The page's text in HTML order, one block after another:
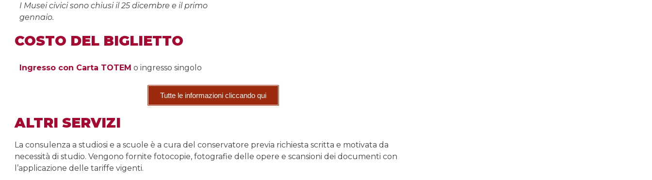
I Musei civici sono chiusi il 25 dicembre e il primo
gennaio.
COSTO DEL BIGLIETTO
Ingresso con Carta TOTEM o ingresso singolo
Tutte le informazioni cliccando qui
ALTRI SERVIZI
La consulenza a studiosi e a scuole è a cura del conservatore previa richiesta scritta e motivata da
necessità di studio. Vengono fornite fotocopie, fotografie delle opere e scansioni dei documenti con
l’applicazione delle tariffe vigenti.